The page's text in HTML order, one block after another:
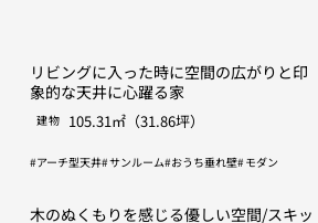
リビングに入った時に空間の広がりと印
象的な天井に心躍る家
建物 105.31㎡（31.86坪）
アーチ型天井 サンルーム おうち垂れ壁 モダン
木のぬくもりを感じる優しい空間/スキッ